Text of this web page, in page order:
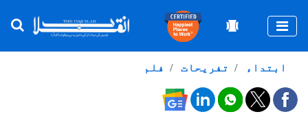
فلم تفریحات ابتداء